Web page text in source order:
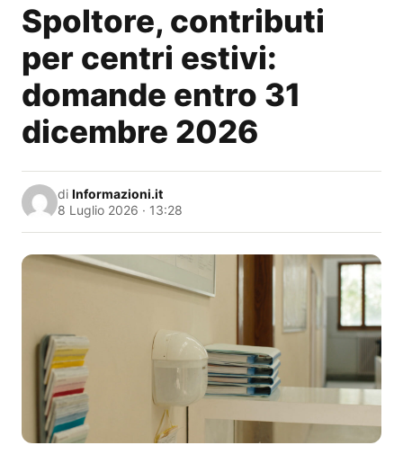
Spoltore, contributi
per centri estivi:
domande entro 31
dicembre 2026
di Informazioni.it
8 Luglio 2026 · 13:28